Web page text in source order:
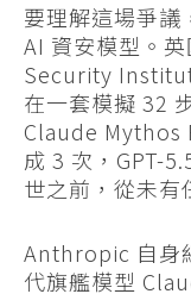
要理解這場爭議
AI 資安模型。
Security
在一套模擬 32
Claude Mythos
成 3 次，GPT-
世之前，從未有
Anthropic 自身
代旗艦模型